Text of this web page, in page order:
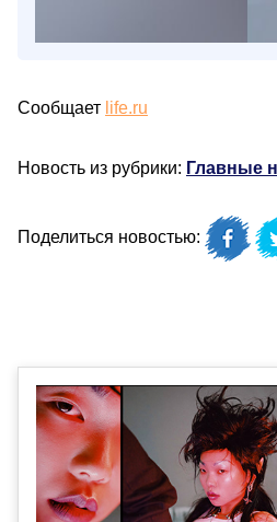
Сообщает life.ru
Новость из рубрики: Главные
Поделиться новостью: